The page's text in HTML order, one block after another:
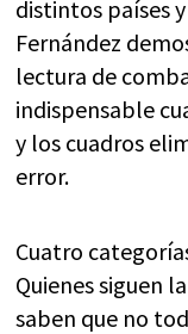
distintos países
Fernández
lectura de
indispensable
y los cuadros
error.
Cuatro
Quienes siguen
saben que no